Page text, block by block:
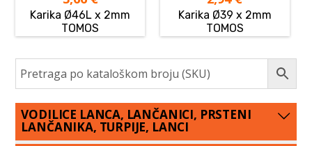
Karika Ø46L x 2mm
TOMOS
Karika Ø39 x 2mm
TOMOS
VODILICE LANCA, LANČANICI, PRSTENI
LANČANIKA, TURPIJE, LANCI